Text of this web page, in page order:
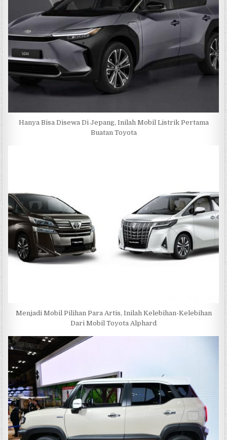
Hanya Bisa Disewa Di Jepang, Inilah Mobil Listrik Pertama
Buatan Toyota
Menjadi Mobil Pilihan Para Artis, Inilah Kelebihan-Kelebihan
Dari Mobil Toyota Alphard